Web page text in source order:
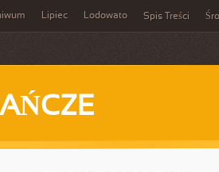
Lipiec Lodowato Spis Treści